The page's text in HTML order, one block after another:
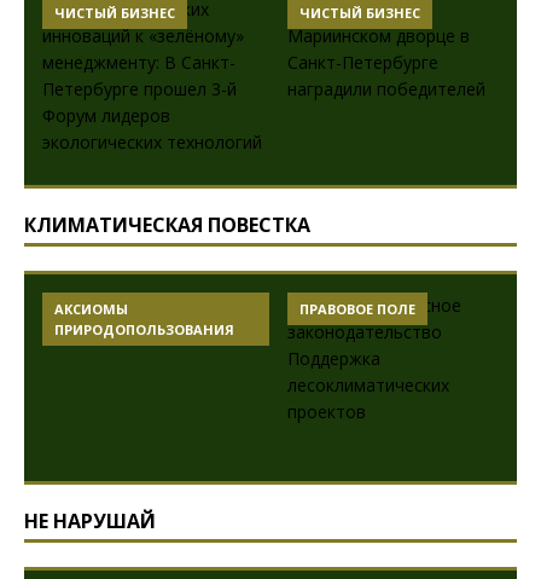
ЧИСТЫЙ БИЗНЕС ЧИСТЫЙ БИЗНЕС
КЛИМАТИЧЕСКАЯ ПОВЕСТКА
АКСИОМЫ
ПРИРОДОПОЛЬЗОВАНИЯ
ПРАВОВОЕ ПОЛЕ
НЕ НАРУШАЙ